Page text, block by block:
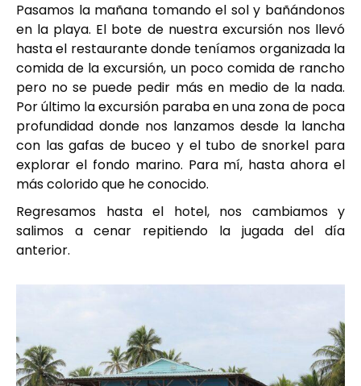
Pasamos la mañana tomando el sol y bañándonos
en la playa. El bote de nuestra excursión nos llevó
hasta el restaurante donde teníamos organizada la
comida de la excursión, un poco comida de rancho
pero no se puede pedir más en medio de la nada.
Por último la excursión paraba en una zona de poca
profundidad donde nos lanzamos desde la lancha
con las gafas de buceo y el tubo de snorkel para
explorar el fondo marino. Para mí, hasta ahora el
más colorido que he conocido.
Regresamos hasta el hotel, nos cambiamos y
salimos a cenar repitiendo la jugada del día
anterior.